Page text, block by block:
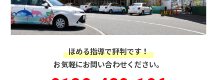
ほめる指導で評判です！
お気軽にお問い合わせください。